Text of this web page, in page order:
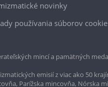
novinky
používania súborov cookie
mincí a pamätných
emisií z viac ako 50
Parížska mincovňa, Nórska